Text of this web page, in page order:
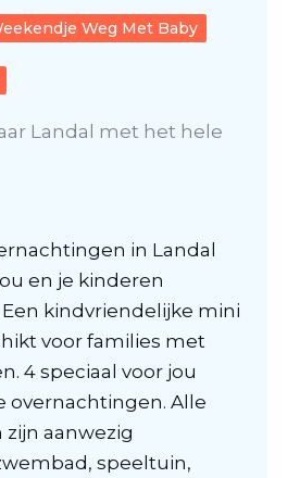
Weg Met Baby
Landal met het hele
in Landal
en je kinderen
kindvriendelijke mini
voor families met
4 speciaal voor jou
overnachtingen. Alle
aanwezig
speeltuin,